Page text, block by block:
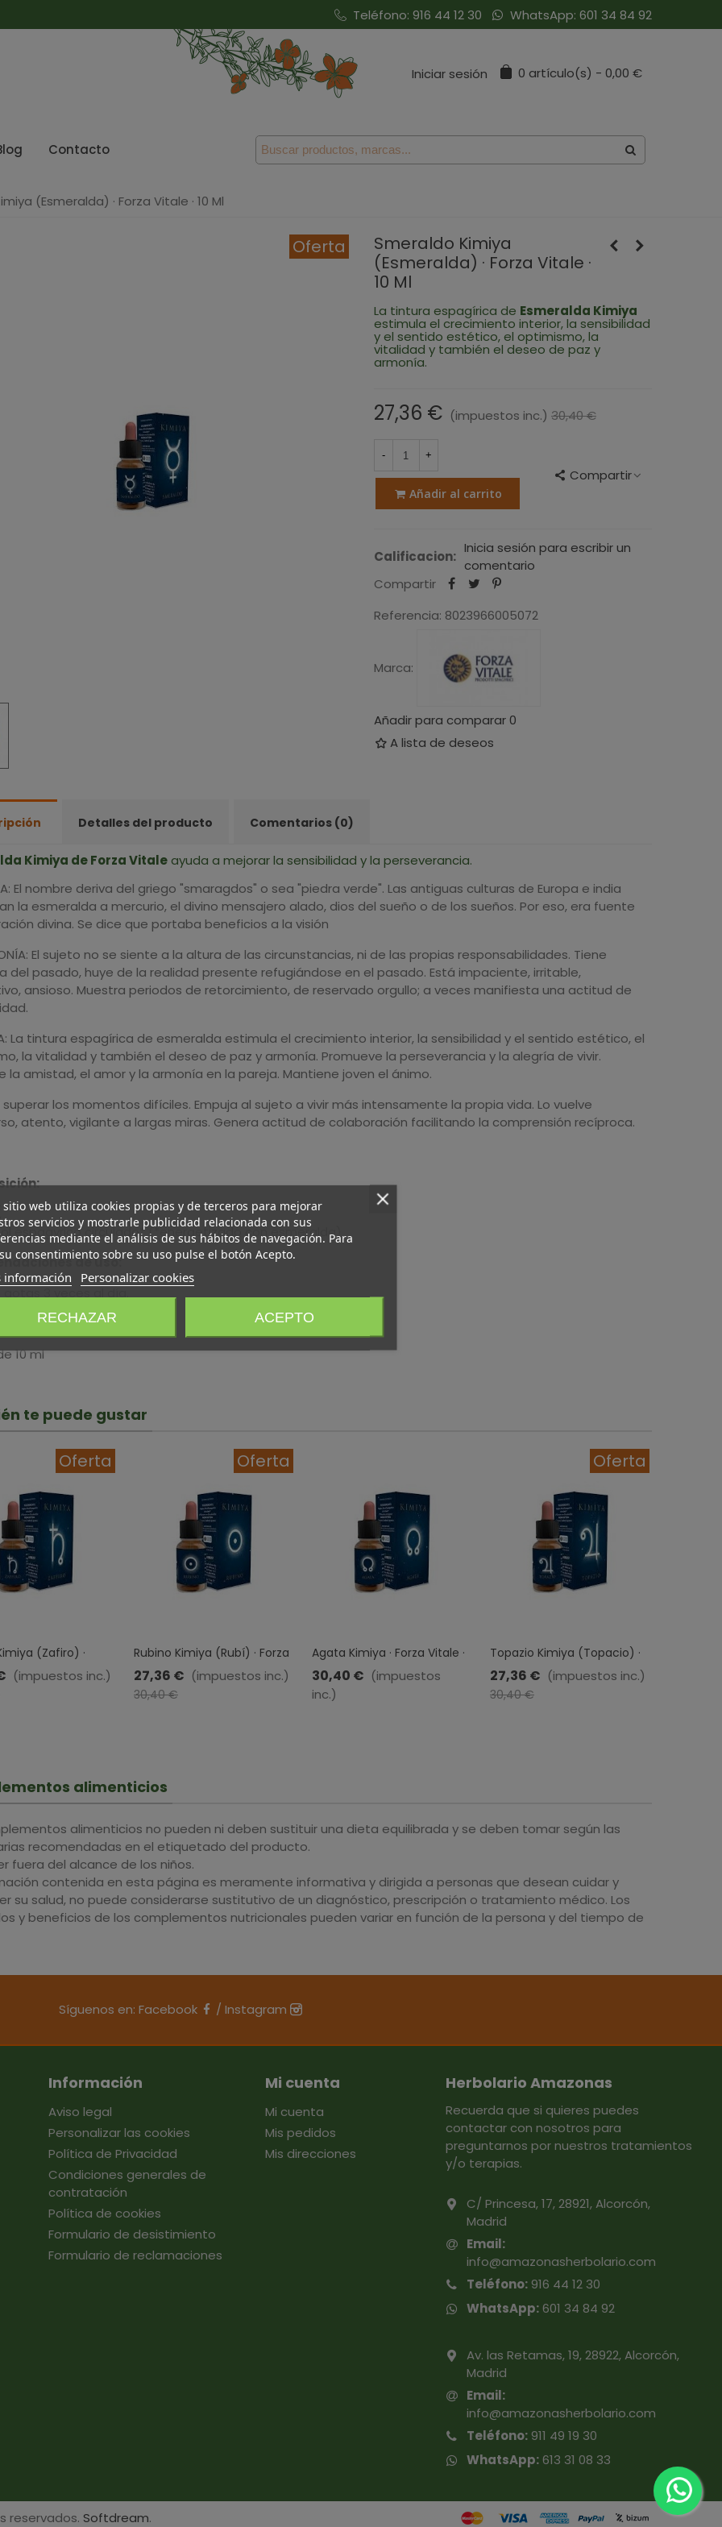
Teléfono: 916 44 12 30 WhatsApp: 601 34 84 92
Iniciar sesión 0 artículo(s) - 0,00 €
Contacto
(Esmeralda) · Forza Vitale · 10 Ml
Oferta
Smeraldo Kimiya
(Esmeralda) · Forza Vitale ·
10 Ml
La tintura espagírica de Esmeralda Kimiya
estimula el crecimiento interior, la sensibilidad
y el sentido estético, el optimismo, la
vitalidad y también el deseo de paz y
armonía.
27,36 € (impuestos inc.) 30,40 €
- +
Añadir al carrito
Compartir
Calificacion:
Inicia sesión para escribir un
comentario
Compartir
Referencia: 8023966005072
Marca:
Añadir para comparar0
A lista de deseos
Detalles del producto Comentarios (0)
Kimiya de Forza Vitale ayuda a mejorar la sensibilidad y la perseverancia.
El nombre deriva del griego "smaragdos" o sea "piedra verde". Las antiguas culturas de Europa e india
la esmeralda a mercurio, el divino mensajero alado, dios del sueño o de los sueños. Por eso, era fuente
divina. Se dice que portaba beneficios a la visión
El sujeto no se siente a la altura de las circunstancias, ni de las propias responsabilidades. Tiene
del pasado, huye de la realidad presente refugiándose en el pasado. Está impaciente, irritable,
ansioso. Muestra periodos de retorcimiento, de reservado orgullo; a veces manifiesta una actitud de
La tintura espagírica de esmeralda estimula el crecimiento interior, la sensibilidad y el sentido estético, el
la vitalidad y también el deseo de paz y armonía. Promueve la perseverancia y la alegría de vivir.
la amistad, el amor y la armonía en la pareja. Mantiene joven el ánimo.
superar los momentos difíciles. Empuja al sujeto a vivir más intensamente la propia vida. Lo vuelve
atento, vigilante a largas miras. Genera actitud de colaboración facilitando la comprensión recíproca.
espagyrico circulado* (*energetizado con esmeralda)
de uso:
3 veces al día.
10 ml
te puede gustar
Oferta
(Zafiro) ·
· 10 Ml
(impuestos inc.)
Oferta
Rubino Kimiya (Rubí) · Forza
Vitale · 10 Ml
27,36 € (impuestos inc.)
30,40 €
Agata Kimiya · Forza Vitale ·
10 Ml
30,40 € (impuestos
inc.)
Oferta
Topazio Kimiya (Topacio) ·
Forza Vitale · 10 Ml
27,36 € (impuestos inc.)
30,40 €
alimenticios
alimenticios no pueden ni deben sustituir una dieta equilibrada y se deben tomar según las
recomendadas en el etiquetado del producto.
fuera del alcance de los niños.
contenida en esta página es meramente informativa y dirigida a personas que desean cuidar y
su salud, no puede considerarse sustitutivo de un diagnóstico, prescripción o tratamiento médico. Los
y beneficios de los complementos nutricionales pueden variar en función de la persona y del tiempo de
Síguenos en: Facebook / Instagram
sitio web utiliza cookies propias y de terceros para mejorar
servicios y mostrarle publicidad relacionada con sus
mediante el análisis de sus hábitos de navegación. Para
consentimiento sobre su uso pulse el botón Acepto.
información Personalizar cookies
RECHAZAR ACEPTO
Información
Aviso legal
Personalizar las cookies
Política de Privacidad
Condiciones generales de
contratación
Política de cookies
Formulario de desistimiento
Formulario de reclamaciones
Mi cuenta
Mi cuenta
Mis pedidos
Mis direcciones
Herbolario Amazonas
Recuerda que si quieres puedes
contactar con nosotros para
preguntarnos por nuestros tratamientos
y/o terapias.
C/ Princesa, 17, 28921, Alcorcón,
Madrid
Email:
info@amazonasherbolario.com
Teléfono: 916 44 12 30
WhatsApp: 601 34 84 92
Av. las Retamas, 19, 28922, Alcorcón,
Madrid
Email:
info@amazonasherbolario.com
Teléfono: 911 49 19 30
WhatsApp: 613 31 08 33
reservados. Softdream.